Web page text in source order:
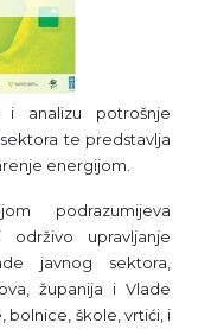
i analizu potrošnje
te predstavlja
energijom.
podrazumijeva
upravljanje
javnog sektora,
županija i Vlade
bolnice, škole, vrtići, i